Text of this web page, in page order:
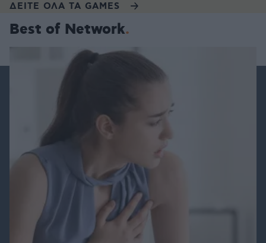
ΔΕΙΤΕ ΟΛΑ ΤΑ GAMES
Best of Network